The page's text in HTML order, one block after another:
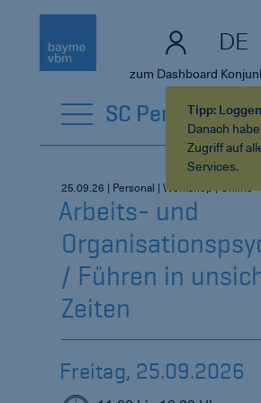
zum Dashboard
Tipp:
Danach
Zugriff auf
Services.
DE
EN
SC Personal
25.09.26 | Personal | Workshop | Online
Arbeits- und
/ Führen in
Zeiten
Freitag, 25.09.2026